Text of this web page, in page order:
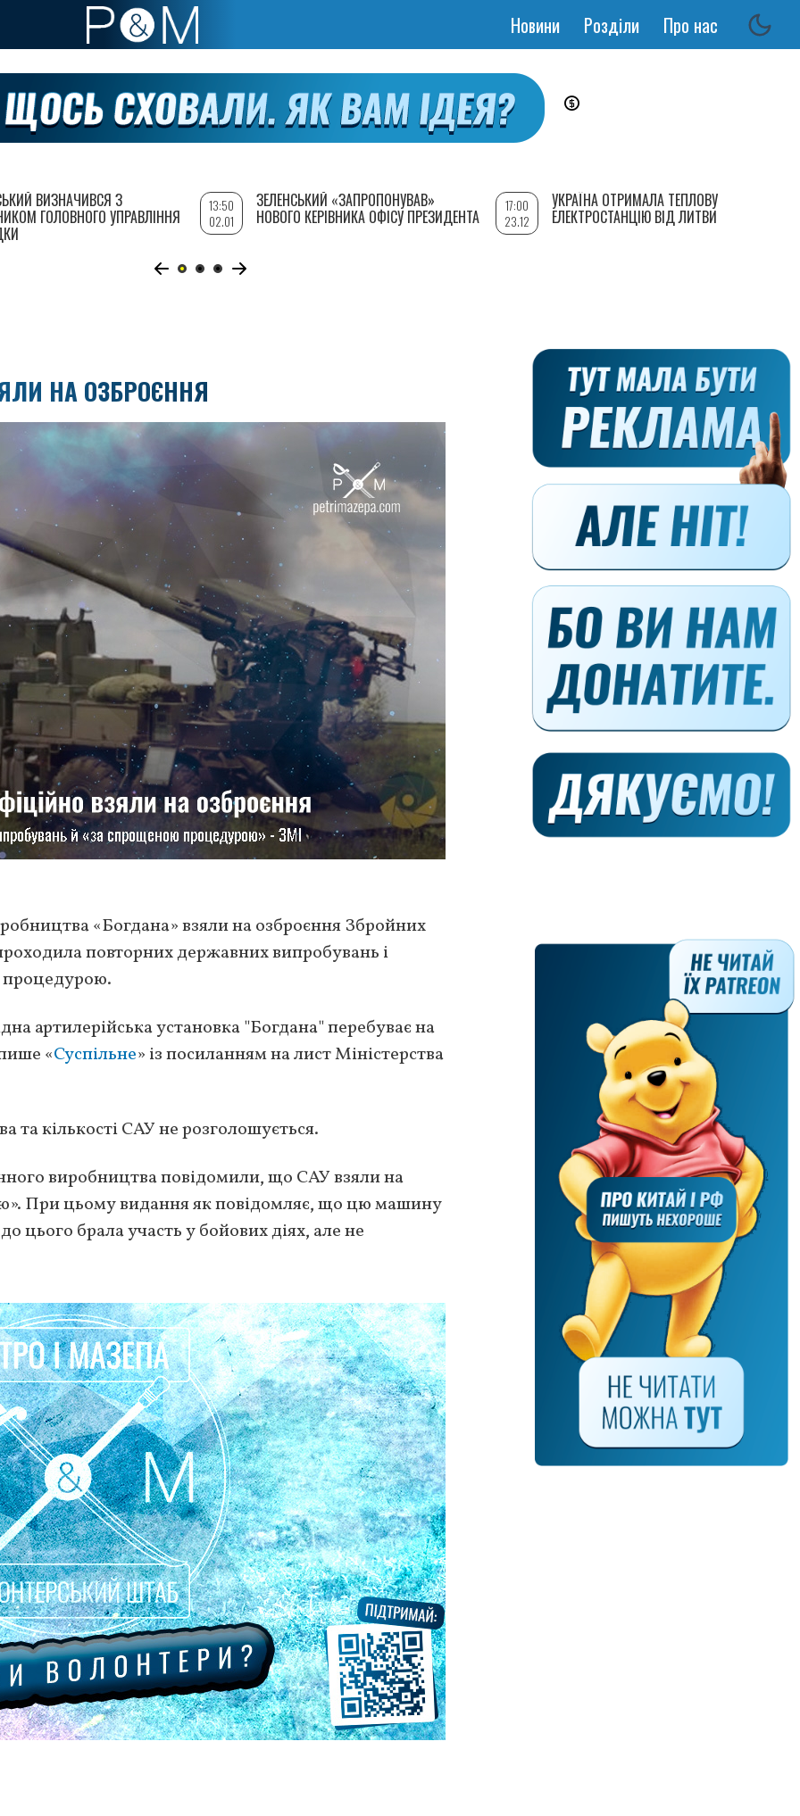
Основная
Новини Розділи Про нас
НА ОЗБРОЄННЯ
«Богдана» взяли на озброєння Збройних
повторних державних випробувань і
процедурою.
артилерійська установка "Богдана" перебуває на
«Суспільне» із посиланням на лист Міністерства
та кількості САУ не розголошується.
виробництва повідомили, що САУ взяли на
При цьому видання як повідомляє, що цю машину
цього брала участь у бойових діях, але не
ВИЗНАЧИВСЯ З
ГОЛОВНОГО УПРАВЛІННЯ
13:50
02.01
ЗЕЛЕНСЬКИЙ «ЗАПРОПОНУВАВ»
НОВОГО КЕРІВНИКА ОФІСУ ПРЕЗИДЕНТА
17:00
23.12
УКРАЇНА ОТРИМАЛА ТЕПЛОВУ
ЕЛЕКТРОСТАНЦІЮ ВІД ЛИТВИ